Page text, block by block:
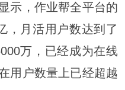
示，作业帮全平台的
，月活用户数达到了
万，已经成为在线
用户数量上已经超越